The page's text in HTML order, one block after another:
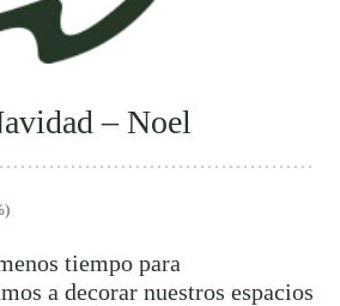
– Noel
tiempo para
a decorar nuestros espacios